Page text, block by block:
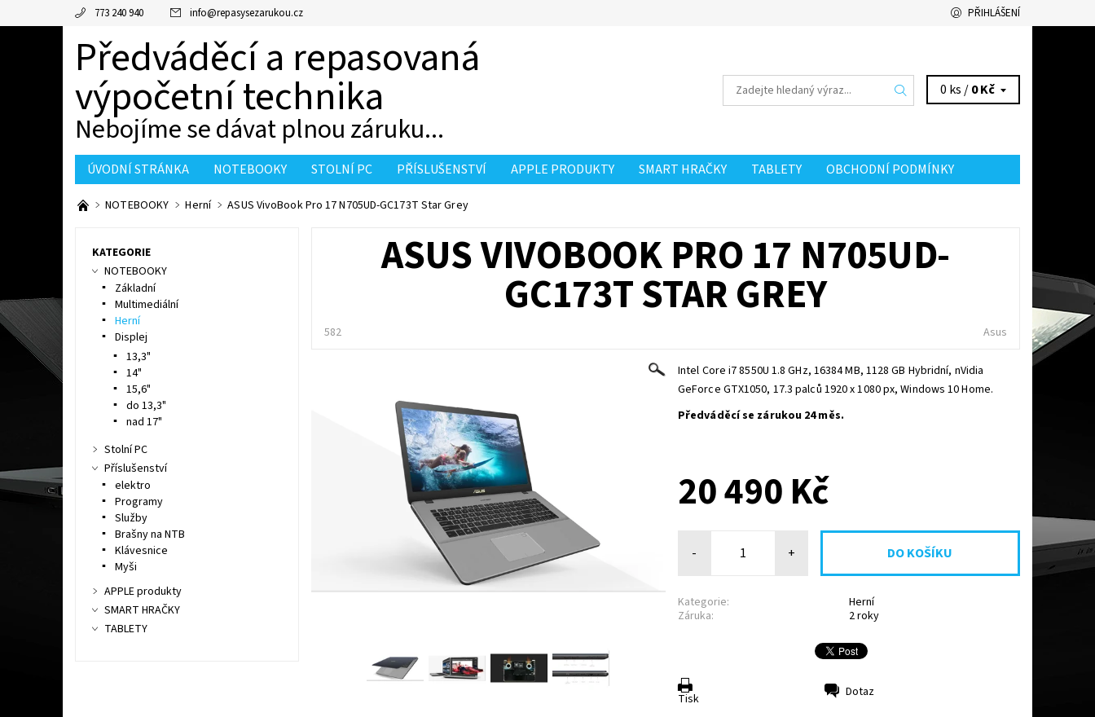
773 240 940 info@repasysezarukou.cz PŘIHLÁŠENÍ
Předváděcí a repasovaná
výpočetní technika
Nebojíme se dávat plnou záruku...
0 ks /0 Kč
ÚVODNÍ STRÁNKA NOTEBOOKY STOLNÍ PC PŘÍSLUŠENSTVÍ APPLE PRODUKTY SMART HRAČKY TABLETY
OBCHODNÍ PODMÍNKY
KONTAKTY
NOTEBOOKY Herní ASUS VivoBook Pro 17 N705UD-GC173T Star Grey
ASUS VIVOBOOK PRO 17 N705UD-
GC173T STAR GREY
582 Asus
Intel Core i7 8550U 1.8 GHz, 16384 MB, 1128 GB Hybridní, nVidia
GeForce GTX1050, 17.3 palců 1920 x 1080 px, Windows 10 Home.
Předváděcí se zárukou 24 měs.
20 490 Kč
- +
Kategorie:
Herní
Záruka:
2 roky
Tisk Dotaz
KATEGORIE
NOTEBOOKY
Základní
Multimediální
Herní
Displej
13,3"
14"
15,6"
do 13,3"
nad 17"
Stolní PC
Příslušenství
elektro
Programy
Služby
Brašny na NTB
Klávesnice
Myši
APPLE produkty
SMART HRAČKY
TABLETY